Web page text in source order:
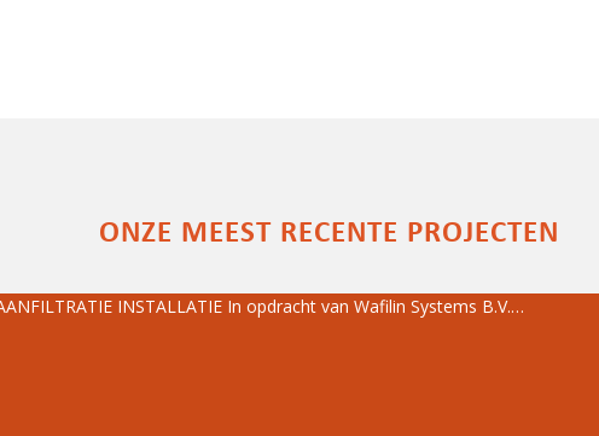
ONZE MEEST RECENTE PROJECTEN
INSTALLATIE In opdracht van Wafilin Systems B.V.…